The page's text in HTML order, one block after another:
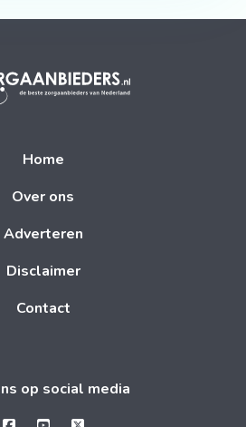
Home
Over ons
Adverteren
Disclaimer
Contact
op social media